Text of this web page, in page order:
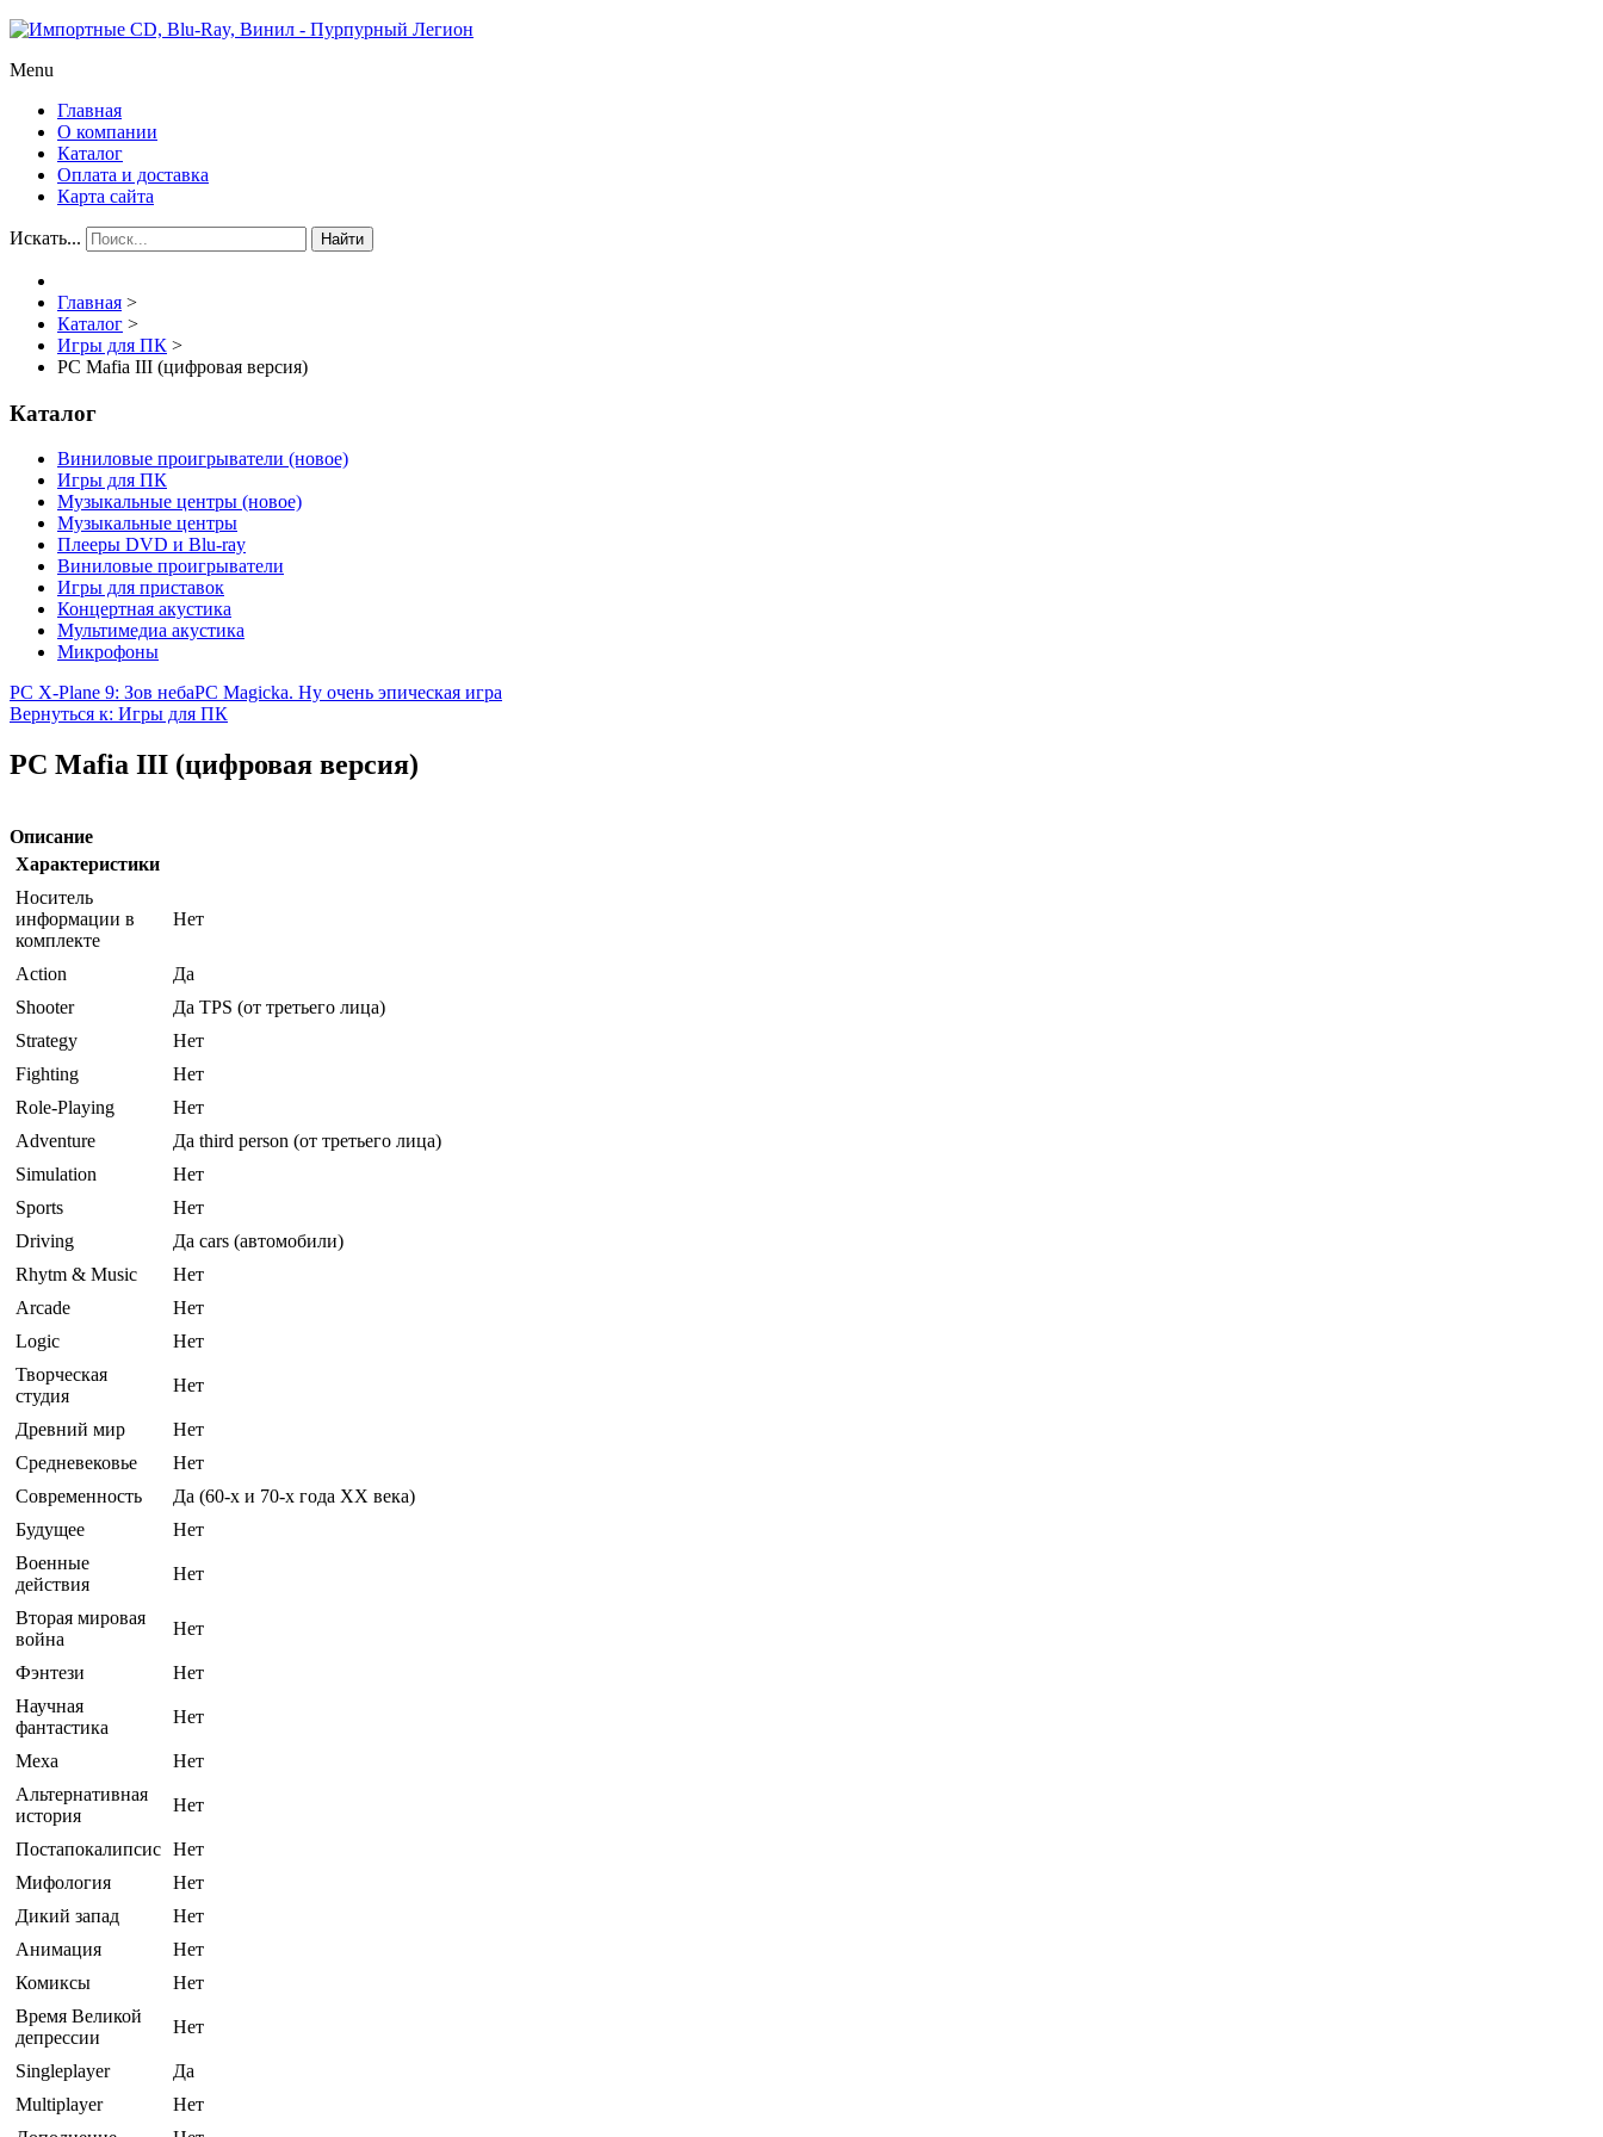
Menu
Главная
О компании
Каталог
Оплата и доставка
Карта сайта
Искать... Найти
Главная >
Каталог >
Игры для ПК >
PC Mafia III (цифровая версия)
Каталог
Виниловые проигрыватели (новое)
Игры для ПК
Музыкальные центры (новое)
Музыкальные центры
Плееры DVD и Blu-ray
Виниловые проигрыватели
Игры для приставок
Концертная акустика
Мультимедиа акустика
Микрофоны
PC X-Plane 9: Зов небаPC Magicka. Ну очень эпическая игра
Вернуться к: Игры для ПК
PC Mafia III (цифровая версия)
Описание
Характеристики
Носитель
информации в
комплекте
Нет
Action
Да
Shooter
Да TPS (от третьего лица)
Strategy
Нет
Fighting
Нет
Role-Playing
Нет
Adventure
Да third person (от третьего лица)
Simulation
Нет
Sports
Нет
Driving
Да cars (автомобили)
Rhytm & Music
Нет
Arcade
Нет
Logic
Нет
Творческая
студия
Нет
Древний мир
Нет
Средневековье
Нет
Современность
Да (60-х и 70-х года XX века)
Будущее
Нет
Военные
действия
Нет
Вторая мировая
война
Нет
Фэнтези
Нет
Научная
фантастика
Нет
Меха
Нет
Альтернативная
история
Нет
Постапокалипсис Нет
Мифология
Нет
Дикий запад
Нет
Анимация
Нет
Комиксы
Нет
Время Великой
депрессии
Нет
Singleplayer
Да
Multiplayer
Нет